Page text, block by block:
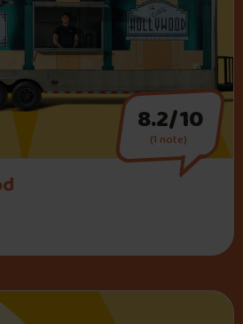
8.2/10
(1 note)